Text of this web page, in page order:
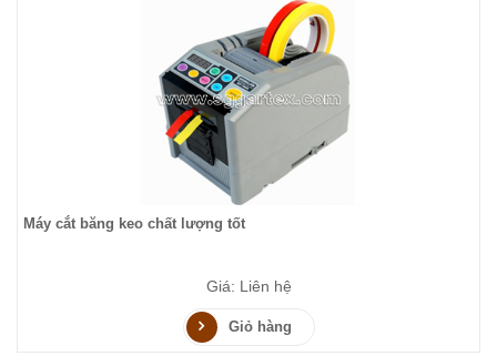
Máy cắt băng keo chất lượng tốt
Giá: Liên hệ
Giỏ hàng